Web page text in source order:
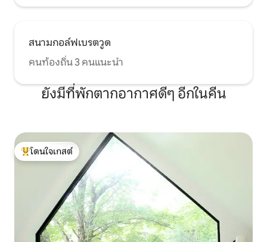
สนามกอล์ฟเบรตวูด
คนท้องถิ่น 3 คนแนะนำ
ยังมีที่พักตากอากาศดีๆ อีกในคีน
โดนใจเกสต์ที่สุด
โดนใจเกสต์